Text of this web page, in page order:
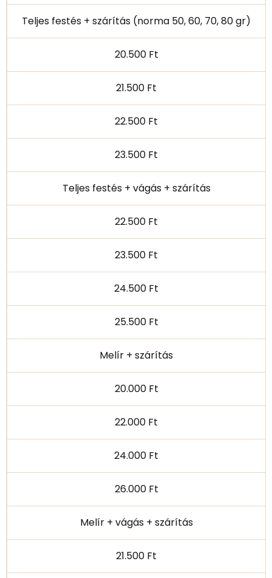
Teljes festés + szárítás (norma 50, 60, 70, 80 gr)
20.500 Ft
21.500 Ft
22.500 Ft
23.500 Ft
Teljes festés + vágás + szárítás
22.500 Ft
23.500 Ft
24.500 Ft
25.500 Ft
Melír + szárítás
20.000 Ft
22.000 Ft
24.000 Ft
26.000 Ft
Melír + vágás + szárítás
21.500 Ft